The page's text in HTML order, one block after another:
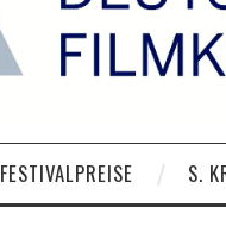
FESTIVALPREISE S.